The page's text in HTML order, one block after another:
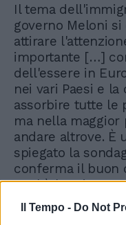
Il Tempo - Do Not
Il tema
governo Meloni
attirare
importante […]
dell'essere in
nei vari Paesi e
assorbire tutte le
ma nella maggior
andare altrove. È
spiegato la
conferma il buon
qual è la prima
Alessandra
la stessa,